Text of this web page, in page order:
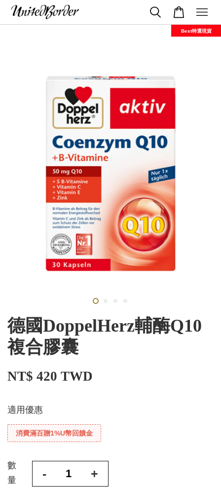
Best特選現貨
德國DoppelHerz輔酶Q10
複合膠囊
NT$ 420 TWD
適用優惠
消費滿百贈1%U幣回饋金
數
量
- +